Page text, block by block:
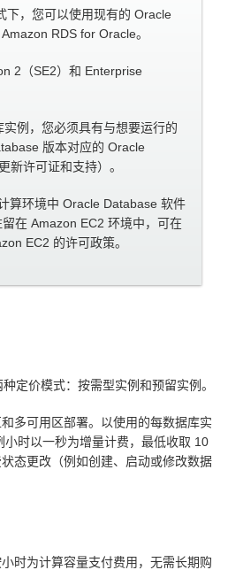
下，您可以使用现有的 Oracle
RDS for Oracle。
2（SE2）和 Enterprise
例，您必须具有与想要运行的
版本对应的 Oracle
新许可证和支持）。
算环境中 Oracle Database 软件
在 Amazon EC2 环境中，可在
EC2 的许可政策。
定价模式：按需型实例和预留实例。
多可用区部署。以使用的每数据库实
时以一秒为增量计费，最低收取 10
态更改（例如创建、启动或修改数据
时为计算容量支付费用，无需长期购